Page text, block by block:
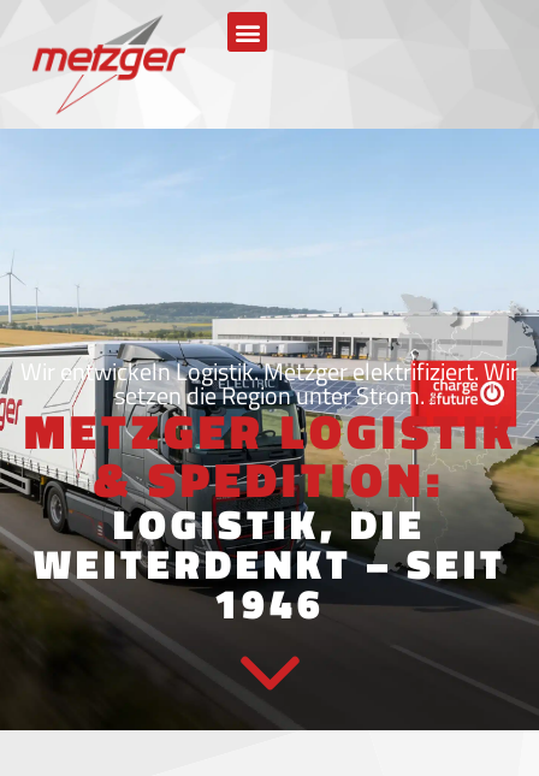
Wir entwickeln Logistik. Metzger elektrifiziert. Wir
setzen die Region unter Strom.
METZGER LOGISTIK
& SPEDITION:
LOGISTIK, DIE
WEITERDENKT – SEIT
1946